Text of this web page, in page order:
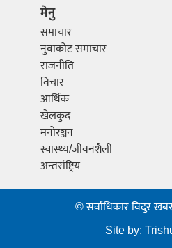
मेनु
समाचार
नुवाकोट समाचार
राजनीति
विचार
आर्थिक
खेलकुद
मनोरञ्जन
स्वास्थ्य/जीवनशैली
अन्तर्राष्ट्रिय
© सर्वाधिकार विदुर
Site by: